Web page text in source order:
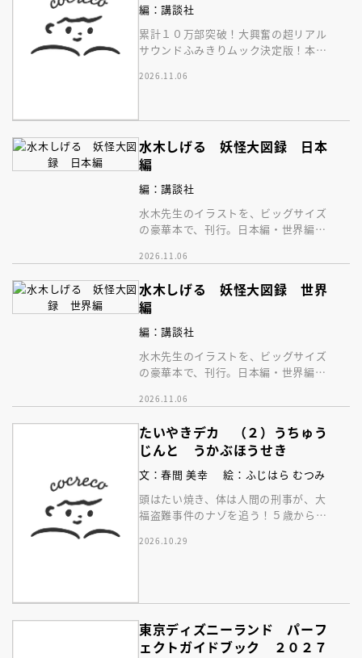
編：講談社
累計１０万部突破！大興奮の超リアル
サウンドふみきりムック決定版！本物
に入れたい大人気商品！
2026.11.06
水木しげる 妖怪大図録 日本
編
編：講談社
水木先生のイラストを、ビッグサイズ
の豪華本で、刊行。日本編・世界編併
て紹介！ 究極の画集！
2026.11.06
水木しげる 妖怪大図録 世界
編
編：講談社
水木先生のイラストを、ビッグサイズ
の豪華本で、刊行。日本編・世界編併
て紹介！ 究極の画集！
2026.11.06
たいやきデカ （２）うちゅう
じんと うかぶほうせき
文：春間 美幸
絵：ふじはら むつみ
頭はたい焼き、体は人間の刑事が、大
福盗難事件のナゾを追う！５歳から読
巻目。
2026.10.29
東京ディズニーランド パーフ
ェクトガイドブック ２０２７